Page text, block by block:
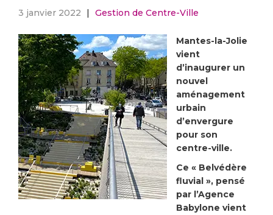
3 janvier 2022 | Gestion de Centre-Ville
Mantes-la-Jolie
vient
d’inaugurer un
nouvel
aménagement
urbain
d’envergure
pour son
centre-ville.
Ce « Belvédère
fluvial », pensé
par l’Agence
Babylone vient